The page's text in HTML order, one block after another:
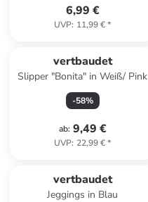
6,99 €
UVP: 11,99 €*
vertbaudet
Slipper "Bonita" in Weiß/ Pink
-58%
ab: 9,49 €
UVP: 22,99 €*
vertbaudet
Jeggings in Blau